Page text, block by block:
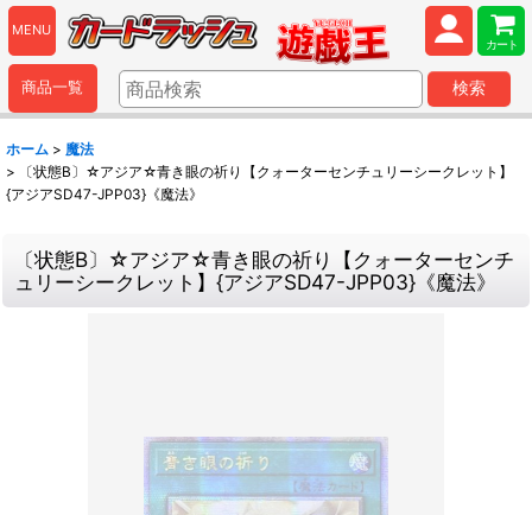
MENU
カート
商品一覧 検索
ホーム > 魔法
>
〔状態B〕☆アジア☆青き眼の祈り【クォーターセンチュリーシークレット】
{アジアSD47-JPP03}《魔法》
〔状態B〕☆アジア☆青き眼の祈り【クォーターセンチ
ュリーシークレット】{アジアSD47-JPP03}《魔法》